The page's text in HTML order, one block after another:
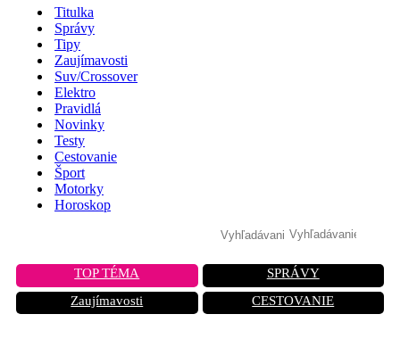
Titulka
Správy
Tipy
Zaujímavosti
Suv/Crossover
Elektro
Pravidlá
Novinky
Testy
Cestovanie
Šport
Motorky
Horoskop
TOP TÉMA
SPRÁVY
Zaujímavosti
CESTOVANIE